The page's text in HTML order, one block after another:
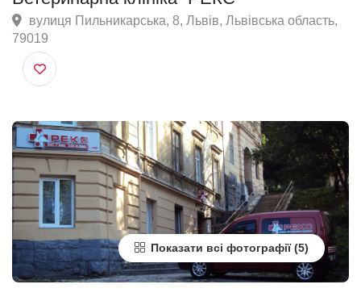
Ветеринарна клініка “РЕКС”
вулиця Пильникарська, 8, Львів, Львівська
79019
Показати всі фотографії